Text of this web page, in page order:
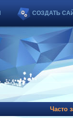
СОЗДАТЬ
Часто